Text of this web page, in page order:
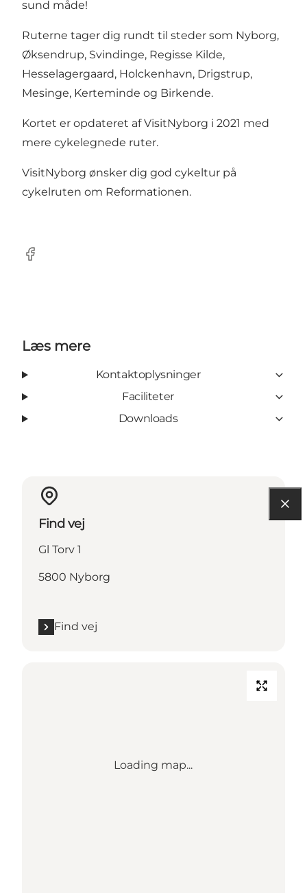
sund måde!
Ruterne tager dig rundt til steder som Nyborg,
Øksendrup, Svindinge, Regisse Kilde,
Hesselagergaard, Holckenhavn, Drigstrup,
Mesinge, Kerteminde og Birkende.
Kortet er opdateret af VisitNyborg i 2021 med
mere cykelegnede ruter.
VisitNyborg ønsker dig god cykeltur på
cykelruten om Reformationen.
Facebook
Læs mere
Kontaktoplysninger
Faciliteter
Downloads
Find vej
Gl Torv 1
5800 Nyborg
Find vej
Loading map...